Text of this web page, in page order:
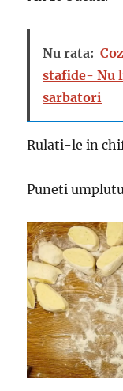
Nu rata:
stafide- Nu
sarbatori
Rulati-le in
Puneti